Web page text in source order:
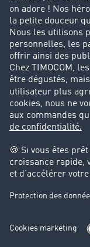
Entreprise
Parrainage clients
Success Stories
Cadre légal
Mentions légales
Protection des
Cookie-
Support